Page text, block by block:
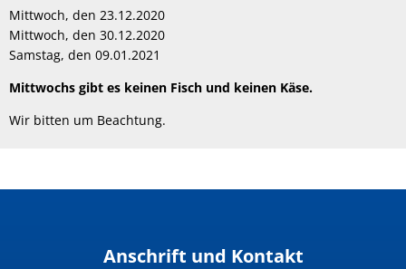
Mittwoch, den 23.12.2020
Mittwoch, den 30.12.2020
Samstag, den 09.01.2021
Mittwochs gibt es keinen Fisch und keinen Käse.
Wir bitten um Beachtung.
Anschrift und Kontakt